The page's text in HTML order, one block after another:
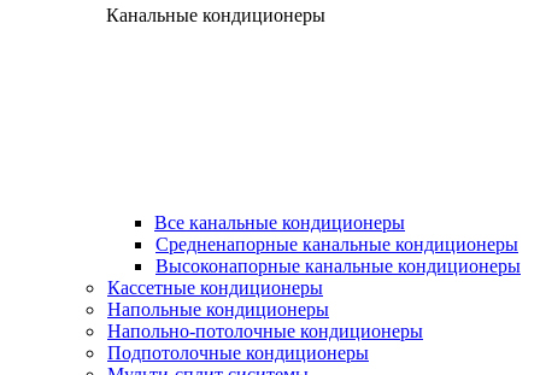
Канальные кондиционеры
Все канальные кондиционеры
Средненапорные канальные кондиционеры
Высоконапорные канальные кондиционеры
Кассетные кондиционеры
Напольные кондиционеры
Напольно-потолочные кондиционеры
Подпотолочные кондиционеры